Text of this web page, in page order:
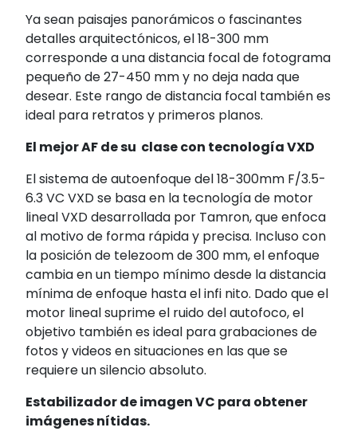
Ya sean paisajes panorámicos o fascinantes
detalles arquitectónicos, el 18-300 mm
corresponde a una distancia focal de fotograma
pequeño de 27-450 mm y no deja nada que
desear. Este rango de distancia focal también es
ideal para retratos y primeros planos.
El mejor AF de su clase con tecnología VXD
El sistema de autoenfoque del 18-300mm F/3.5-
6.3 VC VXD se basa en la tecnología de motor
lineal VXD desarrollada por Tamron, que enfoca
al motivo de forma rápida y precisa. Incluso con
la posición de telezoom de 300 mm, el enfoque
cambia en un tiempo mínimo desde la distancia
mínima de enfoque hasta el infi nito. Dado que el
motor lineal suprime el ruido del autofoco, el
objetivo también es ideal para grabaciones de
fotos y videos en situaciones en las que se
requiere un silencio absoluto.
Estabilizador de imagen VC para obtener
imágenes nítidas.